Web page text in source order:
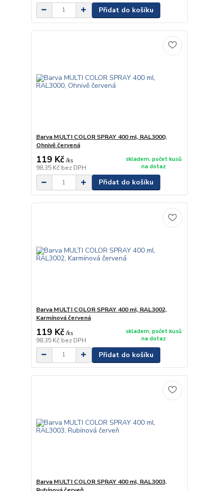
Přidat do košíku
Barva MULTI COLOR SPRAY 400 ml, RAL3000,
Ohnivě červená
119 Kč /ks
98,35 Kč bez DPH
skladem, počet kusů
na dotaz
Přidat do košíku
Barva MULTI COLOR SPRAY 400 ml, RAL3002,
Karmínová červená
119 Kč /ks
98,35 Kč bez DPH
skladem, počet kusů
na dotaz
Přidat do košíku
Barva MULTI COLOR SPRAY 400 ml, RAL3003,